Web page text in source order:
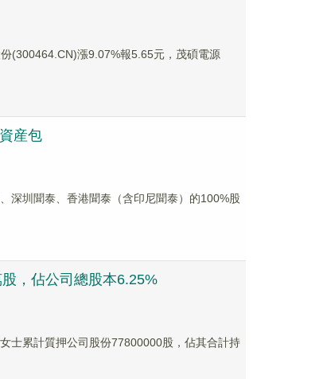
(300464.CN)漲9.07%報5.65元，茂碩電源
産包
深圳聞泰、香港聞泰（含印尼聞泰）的100%股
，佔公司總股本6.25%
士累計質押公司股份77800000股，佔其合計持